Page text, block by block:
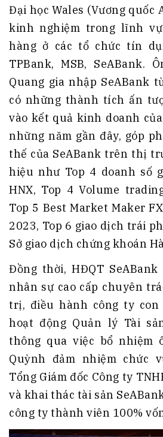
Đại học Wales (Vương quốc
kinh nghiệm trong lĩnh
hàng ở các tổ chức tín
TPBank, MSB, SeABank.
Quang gia nhập SeABank
có những thành tích ấn
vào kết quả kinh doanh
những năm gần đây, góp
thế của SeABank trên thị
hiệu như Top 4 doanh số
HNX, Top 4 Volume
Top 5 Best Market Maker
2023, Top 6 giao dịch trái
Sở giao dịch chứng khoán
Đồng thời, HĐQT
nhân sự cao cấp chuyên
trị, điều hành công ty
hoạt động Quản lý Tài
thông qua việc bổ nhiệm
Quỳnh đảm nhiệm chức
Tổng Giám đốc Công ty
và khai thác tài sản
công ty thành viên 100%